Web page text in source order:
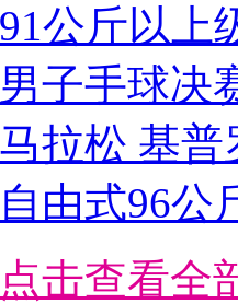
公斤以上
子手球决
拉松 基
由式96公
击查看全